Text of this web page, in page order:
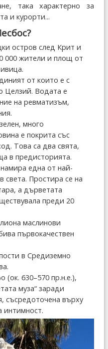
така характерно за
и курорти...
остров след Крит и
000 жители и площ от
от които е с
Целзий. Водата е
на ревматизъм,
много
е покрита със
Това са два свята,
в предисторията.
една от най-
света. Простира се на
а дърветата
преди 20
маслинови
първокачествен
в Средиземно
(ок. 630–570 пр.н.е.),
муза“ заради
съсредоточена върху
интимност.